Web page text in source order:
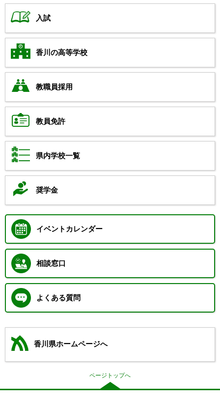
入試
香川の高等学校
教職員採用
教員免許
県内学校一覧
奨学金
イベントカレンダー
相談窓口
よくある質問
香川県ホームページへ
ページトップへ